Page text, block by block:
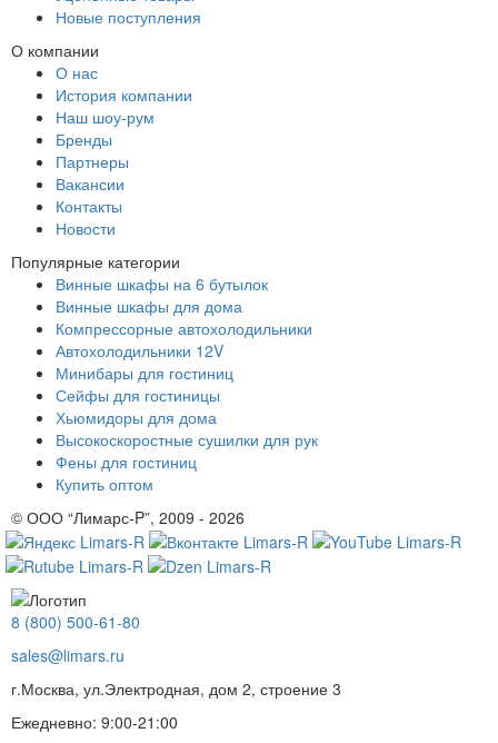
Новые поступления
О компании
О нас
История компании
Наш шоу-рум
Бренды
Партнеры
Вакансии
Контакты
Новости
Популярные категории
Винные шкафы на 6 бутылок
Винные шкафы для дома
Компрессорные автохолодильники
Автохолодильники 12V
Минибары для гостиниц
Сейфы для гостиницы
Хьюмидоры для дома
Высокоскоростные сушилки для рук
Фены для гостиниц
Купить оптом
© ООО “Лимарс-P”, 2009 - 2026
8 (800) 500-61-80
sales@limars.ru
г.Москва, ул.Электродная, дом 2, строение 3
Ежедневно: 9:00-21:00